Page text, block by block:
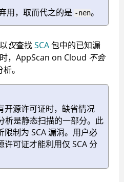
用，取而代之的是 -nen。
以仅查找SCA包中的已知漏
时， AppScan on Cloud 不会
。
开源许可证时，缺省情况
析是静态扫描的一部分。此
限制为 SCA 漏洞。用户必
许可证才能利用仅 SCA 分